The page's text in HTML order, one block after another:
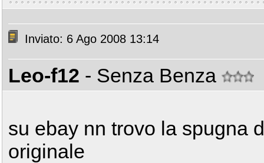
Inviato: 6 Ago 2008 13:14
Leo-f12 - Senza Benza
su ebay nn trovo la spugna
originale